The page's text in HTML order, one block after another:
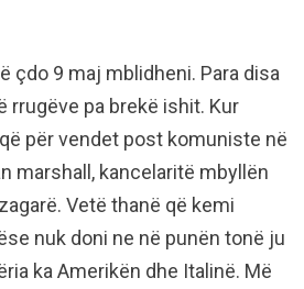
çdo 9 maj mblidheni. Para disa
rrugëve pa brekë ishit. Kur
për vendet post komuniste në
marshall, kancelaritë mbyllën
Vetë thanë që kemi
nuk doni ne në punën tonë ju
ka Amerikën dhe Italinë. Më